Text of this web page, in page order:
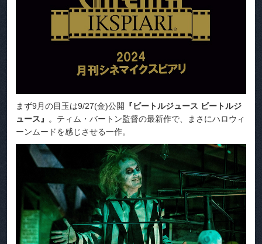
まず9月の目玉は9/27(金)公開
『ビートルジュース ビートルジ
ュース』 。ティム・バートン監督の最新作で、まさにハロウィ
ーンムードを感じさせる一作。